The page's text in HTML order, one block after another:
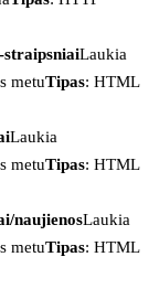
straipsniaiLaukia
metuTipas: HTML
Laukia
metuTipas: HTML
naujienosLaukia
metuTipas: HTML